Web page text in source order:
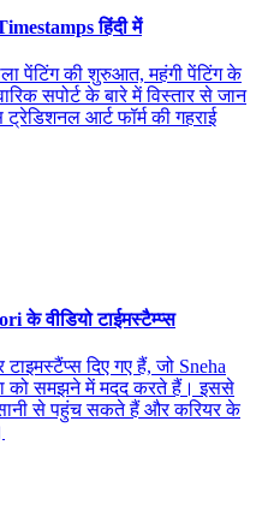
हिंदी में
पेंटिंग की शुरुआत, महंगी पेंटिंग के
सपोर्ट के बारे में विस्तार से जान
आर्ट फॉर्म की गहराई
के वीडियो टाईमस्टैम्प्स
दिए गए हैं, जो Sneha
को समझने में मदद करते हैं। इससे
से पहुंच सकते हैं और करियर के